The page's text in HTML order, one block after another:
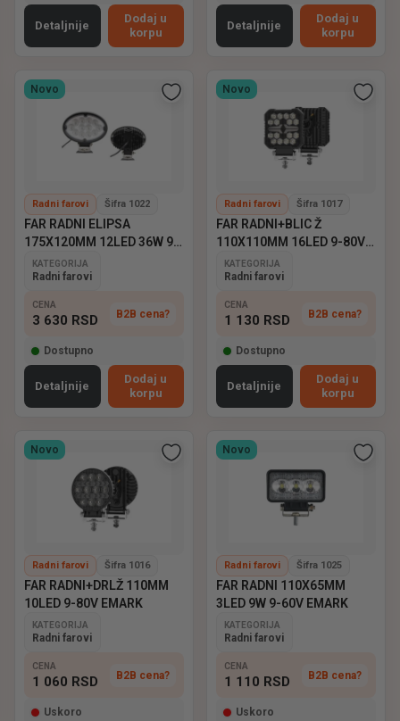
Detaljnije
Dodaj u
korpu
Detaljnije
Dodaj u
korpu
Novo
Radni farovi Šifra 1022
FAR RADNI ELIPSA
175X120MM 12LED 36W 9-
60V EMARK
KATEGORIJA
Radni farovi
CENA
3 630 RSD B2B cena?
Dostupno
Detaljnije
Dodaj u
korpu
Novo
Radni farovi Šifra 1017
FAR RADNI+BLIC Ž
110X110MM 16LED 9-80V
EMARK
KATEGORIJA
Radni farovi
CENA
1 130 RSD B2B cena?
Dostupno
Detaljnije
Dodaj u
korpu
Novo
Radni farovi Šifra 1016
FAR RADNI+DRLŽ 110MM
10LED 9-80V EMARK
KATEGORIJA
Radni farovi
CENA
1 060 RSD B2B cena?
Uskoro
Novo
Radni farovi Šifra 1025
FAR RADNI 110X65MM
3LED 9W 9-60V EMARK
KATEGORIJA
Radni farovi
CENA
1 110 RSD B2B cena?
Uskoro